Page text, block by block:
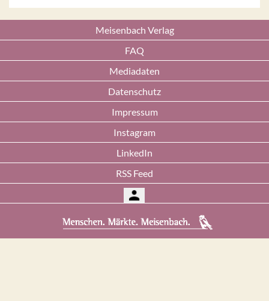
Meisenbach Verlag
FAQ
Mediadaten
Datenschutz
Impressum
Instagram
LinkedIn
RSS Feed